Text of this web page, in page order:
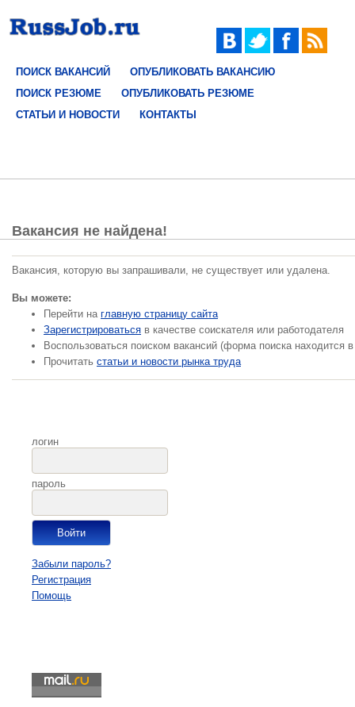
ПОИСК ВАКАНСИЙ
ОПУБЛИКОВАТЬ ВАКАНСИЮ
ПОИСК РЕЗЮМЕ
ОПУБЛИКОВАТЬ РЕЗЮМЕ
СТАТЬИ И НОВОСТИ
КОНТАКТЫ
Вакансия не найдена!
Вакансия, которую вы запрашивали, не существует или удалена.
Вы можете:
Перейти на главную страницу сайта
Зарегистрироваться в качестве соискателя или работодателя
Воспользоваться поиском вакансий (форма поиска находится
Прочитать статьи и новости рынка труда
логин
пароль
Забыли пароль?
Регистрация
Помощь